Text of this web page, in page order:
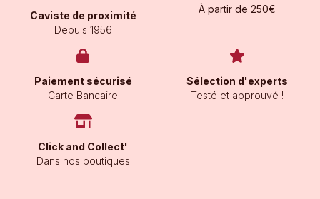
Caviste de proximité
Depuis 1956
À partir de 250€
Paiement sécurisé
Carte Bancaire
Sélection d'experts
Testé et approuvé !
Click and Collect'
Dans nos boutiques